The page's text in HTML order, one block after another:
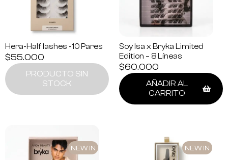
Hera-Half lashes -10 Pares
$55.000
PRODUCTO SIN
STOCK
Soy Isa x Bryka Limited
Edition – 8 Líneas
$60.000
AÑADIR AL
CARRITO
NEW IN NEW IN